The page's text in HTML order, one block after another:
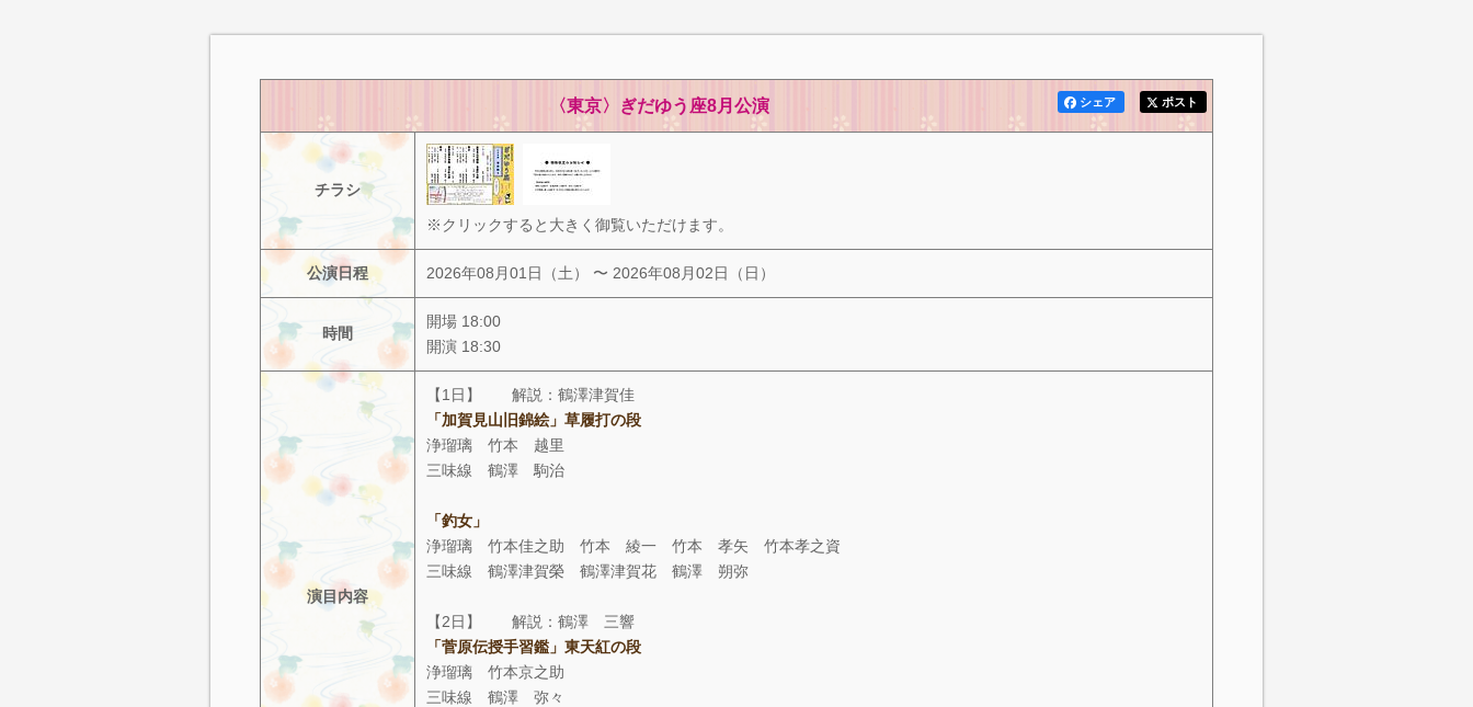
シェア ポスト
〈東京〉ぎだゆう座8月公演
チラシ
※クリックすると大きく御覧いただけます。
公演日程 2026年08月01日（土） 〜 2026年08月02日（日）
時間
開場 18:00
開演 18:30
演目内容
【1日】 解説：鶴澤津賀佳
「加賀見山旧錦絵」草履打の段
浄瑠璃 竹本 越里
三味線 鶴澤 駒治
「釣女」
浄瑠璃 竹本佳之助 竹本 綾一 竹本 孝矢 竹本孝之資
三味線 鶴澤津賀榮 鶴澤津賀花 鶴澤 朔弥
【2日】 解説：鶴澤 三響
「菅原伝授手習鑑」東天紅の段
浄瑠璃 竹本京之助
三味線 鶴澤 弥々